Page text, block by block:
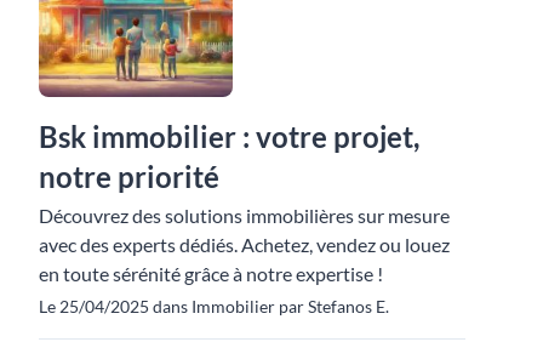
Bsk immobilier : votre projet,
notre priorité
Découvrez des solutions immobilières sur mesure
avec des experts dédiés. Achetez, vendez ou louez
en toute sérénité grâce à notre expertise !
Le 25/04/2025 dans Immobilier par Stefanos E.